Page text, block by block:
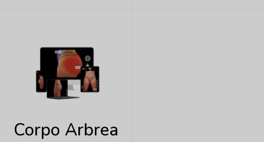
Corpo Arbrea